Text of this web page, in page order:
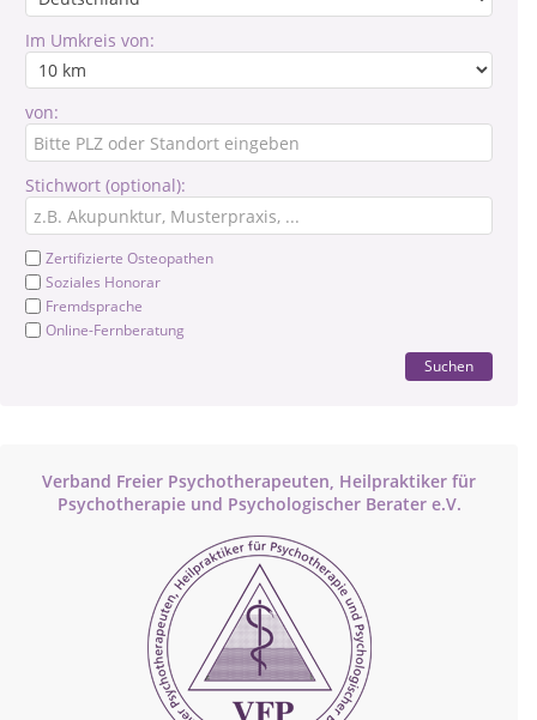
Im Umkreis von:
von:
Stichwort (optional):
Zertifizierte Osteopathen
Soziales Honorar
Fremdsprache
Online-Fernberatung
Suchen
Verband Freier Psychotherapeuten, Heilpraktiker für
Psychotherapie und Psychologischer Berater e.V.